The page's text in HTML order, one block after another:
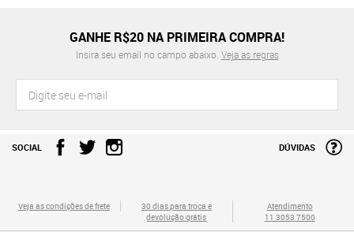
GANHE R$20 NA PRIMEIRA COMPRA!
Insira seu email no campo abaixo. Veja as regras
SOCIAL DÚVIDAS
Veja as condições de frete
30 dias para troca e
devolução grátis
Atendimento
11 3053 7500